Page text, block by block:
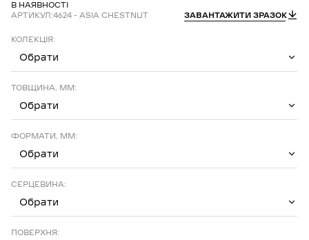
В НАЯВНОСТІ
АРТИКУЛ:4624 - ASIA CHESTNUT ЗАВАНТАЖИТИ ЗРАЗОК
КОЛЕКЦІЯ:
Обрати
ТОВЩИНА, ММ:
Обрати
ФОРМАТИ, ММ:
Обрати
СЕРЦЕВИНА:
Обрати
ПОВЕРХНЯ: